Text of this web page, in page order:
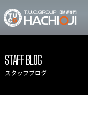
ニュース
目玉車両一覧
保証＆サービス
STAFF BLOG
スタッフブログ